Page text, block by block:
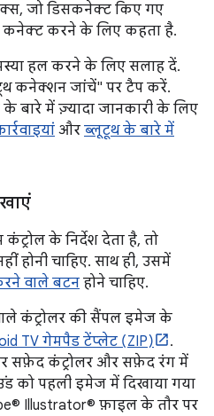
जो डिसकनेक्ट किए गए
कनेक्ट करने के लिए कहता है.
हल करने के लिए सलाह दें.
कनेक्शन जांचें" पर टैप करें.
बारे में ज़्यादा जानकारी के लिए
और ब्लूटूथ के बारे में
के निर्देश देता है, तो
होनी चाहिए. साथ ही, उसमें
वाले बटन होने चाहिए.
कंट्रोलर की सैंपल इमेज के
TV गेमपैड टेंप्लेट (ZIP)
.
सफ़ेद कंट्रोलर और सफ़ेद रंग में
को पहली इमेज में दिखाया गया
Illustrator® फ़ाइल के तौर पर